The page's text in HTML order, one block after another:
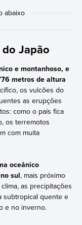
Japão
e montanhoso, e
metros de altura
os vulcões do
as erupções
como o país fica
os terremotos
com muita
oceânico
sul, mais próximo
as precipitações
subtropical quente e
e no inverno.